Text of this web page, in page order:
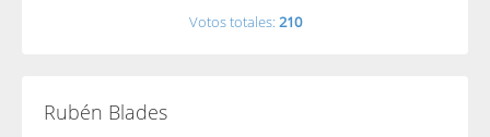
Votos totales: 210
Rubén Blades